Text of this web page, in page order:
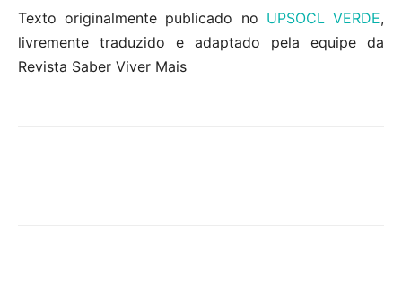
Texto originalmente publicado no UPSOCL VERDE,
livremente traduzido e adaptado pela equipe da
Revista Saber Viver Mais